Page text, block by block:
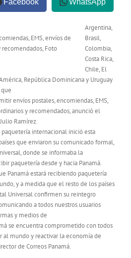
EMS, envíos de
Foto
Argentina,
Brasil,
Colombia,
Costa Rica,
Chile, El
República Dominicana y Uruguay
envíos postales, encomiendas, EMS,
y recomendados, anunció el
Ramírez.
internacional inició esta
que enviaron su comunicado formal,
donde se informaba la
paquetería desde y hacia Panamá.
Panamá estará recibiendo paquetería
y a medida que el resto de los países
Universal confirmen su reintegro
a todos nuestros usuarios
y medios de
se encuentra comprometido con todos
al mundo y reactivar la economía de
de Correos Panamá.